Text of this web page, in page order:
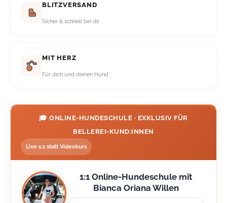
BLITZVERSAND
Sicher & schnell bei dir
MIT HERZ
Für dich und deinen Hund
🎓 ONLINE-HUNDESCHULE · EXKLUSIV FÜR
BELLEREI-KUND:INNEN
Live 1:1 statt Videokurs
1:1 Online-Hundeschule mit
Bianca Oriana Willen